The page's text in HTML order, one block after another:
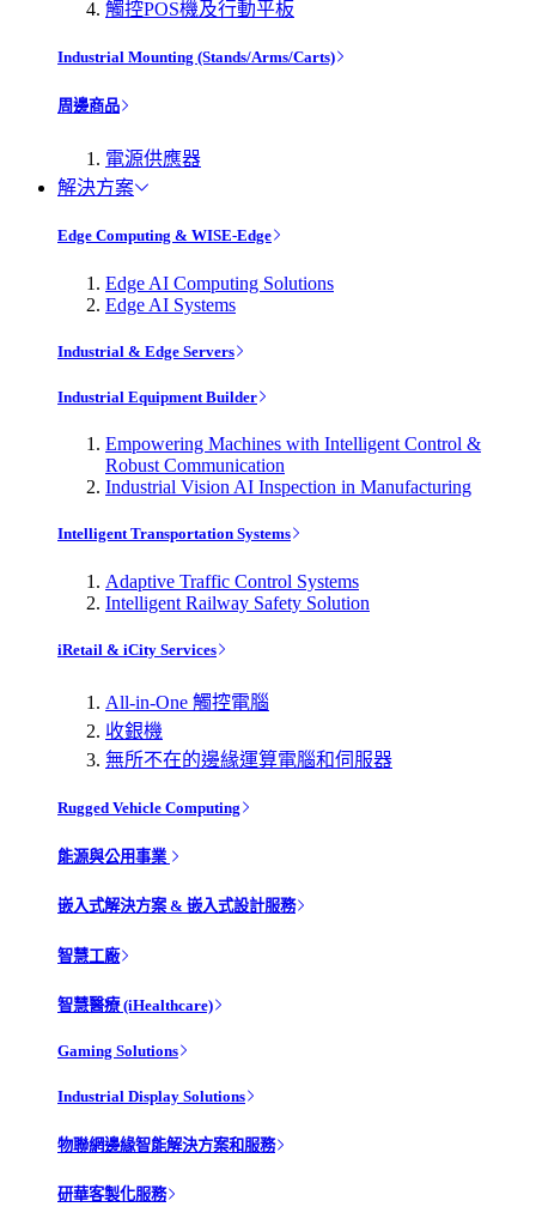
觸控POS機及行動平板
Industrial Mounting (Stands/Arms/Carts)
周邊商品
電源供應器
解決方案
Edge Computing & WISE-Edge
Edge AI Computing Solutions
Edge AI Systems
Industrial & Edge Servers
Industrial Equipment Builder
Empowering Machines with Intelligent Control &
Robust Communication
Industrial Vision AI Inspection in Manufacturing
Intelligent Transportation Systems
Adaptive Traffic Control Systems
Intelligent Railway Safety Solution
iRetail & iCity Services
All-in-One 觸控電腦
收銀機
無所不在的邊緣運算電腦和伺服器
Rugged Vehicle Computing
能源與公用事業
嵌入式解決方案 & 嵌入式設計服務
智慧工廠
智慧醫療 (iHealthcare)
Gaming Solutions
Industrial Display Solutions
物聯網邊緣智能解決方案和服務
研華客製化服務